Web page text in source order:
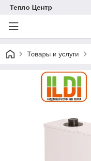
Тепло Центр
Товары и услуги